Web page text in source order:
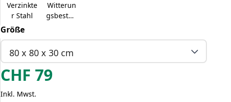
Verzinkte
r Stahl
Witterun
gsbestän
Größe
80 x 80 x 30 cm
CHF 79
Inkl. Mwst.